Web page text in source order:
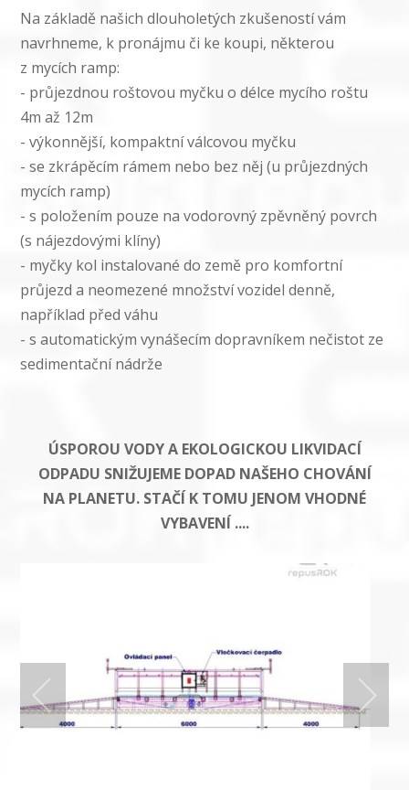
Na základě našich dlouholetých zkušeností vám
navrhneme, k pronájmu či ke koupi, některou
z mycích ramp:
- průjezdnou roštovou myčku o délce mycího roštu
4m až 12m
- výkonnější, kompaktní válcovou myčku
- se zkrápěcím rámem nebo bez něj (u průjezdných
mycích ramp)
- s položením pouze na vodorovný zpěvněný povrch
(s nájezdovými klíny)
- myčky kol instalované do země pro komfortní
průjezd a neomezené množství vozidel denně,
například před váhu
- s automatickým vynášecím dopravníkem nečistot ze
sedimentační nádrže
ÚSPOROU VODY A EKOLOGICKOU LIKVIDACÍ
ODPADU SNIŽUJEME DOPAD NAŠEHO CHOVÁNÍ
NA PLANETU. STAČÍ K TOMU JENOM VHODNÉ
VYBAVENÍ ....